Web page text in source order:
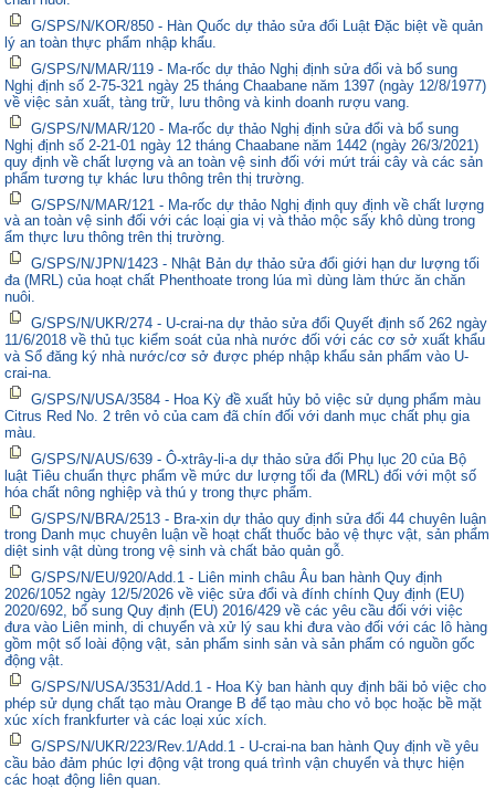
G/SPS/N/KOR/850 - Hàn Quốc dự thảo sửa đổi Luật Đặc biệt về quản
lý an toàn thực phẩm nhập khẩu.
G/SPS/N/MAR/119 - Ma-rốc dự thảo Nghị định sửa đổi và bổ sung
Nghị định số 2-75-321 ngày 25 tháng Chaabane năm 1397 (ngày 12/8/1977)
về việc sản xuất, tàng trữ, lưu thông và kinh doanh rượu vang.
G/SPS/N/MAR/120 - Ma-rốc dự thảo Nghị định sửa đổi và bổ sung
Nghị định số 2-21-01 ngày 12 tháng Chaabane năm 1442 (ngày 26/3/2021)
quy định về chất lượng và an toàn vệ sinh đối với mứt trái cây và các sản
phẩm tương tự khác lưu thông trên thị trường.
G/SPS/N/MAR/121 - Ma-rốc dự thảo Nghị định quy định về chất lượng
và an toàn vệ sinh đối với các loại gia vị và thảo mộc sấy khô dùng trong
ẩm thực lưu thông trên thị trường.
G/SPS/N/JPN/1423 - Nhật Bản dự thảo sửa đổi giới hạn dư lượng tối
đa (MRL) của hoạt chất Phenthoate trong lúa mì dùng làm thức ăn chăn
nuôi.
G/SPS/N/UKR/274 - U-crai-na dự thảo sửa đổi Quyết định số 262 ngày
11/6/2018 về thủ tục kiểm soát của nhà nước đối với các cơ sở xuất khẩu
và Sổ đăng ký nhà nước/cơ sở được phép nhập khẩu sản phẩm vào U-
crai-na.
G/SPS/N/USA/3584 - Hoa Kỳ đề xuất hủy bỏ việc sử dụng phẩm màu
Citrus Red No. 2 trên vỏ của cam đã chín đối với danh mục chất phụ gia
màu.
G/SPS/N/AUS/639 - Ô-xtrây-li-a dự thảo sửa đổi Phụ lục 20 của Bộ
luật Tiêu chuẩn thực phẩm về mức dư lượng tối đa (MRL) đối với một số
hóa chất nông nghiệp và thú y trong thực phẩm.
G/SPS/N/BRA/2513 - Bra-xin dự thảo quy định sửa đổi 44 chuyên luận
trong Danh mục chuyên luận về hoạt chất thuốc bảo vệ thực vật, sản phẩm
diệt sinh vật dùng trong vệ sinh và chất bảo quản gỗ.
G/SPS/N/EU/920/Add.1 - Liên minh châu Âu ban hành Quy định
2026/1052 ngày 12/5/2026 về việc sửa đổi và đính chính Quy định (EU)
2020/692, bổ sung Quy định (EU) 2016/429 về các yêu cầu đối với việc
đưa vào Liên minh, di chuyển và xử lý sau khi đưa vào đối với các lô hàng
gồm một số loài động vật, sản phẩm sinh sản và sản phẩm có nguồn gốc
động vật.
G/SPS/N/USA/3531/Add.1 - Hoa Kỳ ban hành quy định bãi bỏ việc cho
phép sử dụng chất tạo màu Orange B để tạo màu cho vỏ bọc hoặc bề mặt
xúc xích frankfurter và các loại xúc xích.
G/SPS/N/UKR/223/Rev.1/Add.1 - U-crai-na ban hành Quy định về yêu
cầu bảo đảm phúc lợi động vật trong quá trình vận chuyển và thực hiện
các hoạt động liên quan.